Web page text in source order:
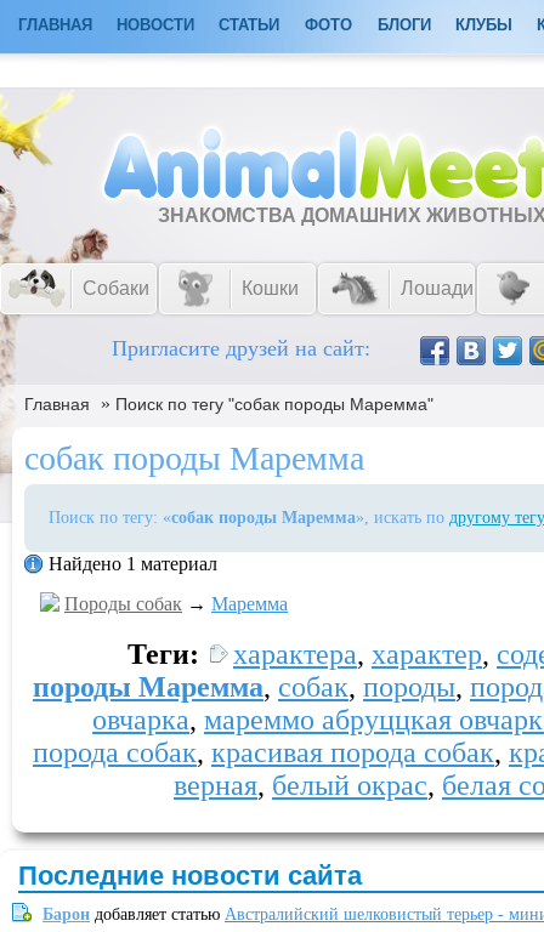
ГЛАВНАЯ НОВОСТИ СТАТЬИ ФОТО БЛОГИ КЛУБЫ
ЗНАКОМСТВА ДОМАШНИХ
Собаки Кошки Лошади
Пригласите друзей на сайт:
Главная » Поиск по тегу "собак породы Маремма"
собак породы Маремма
Поиск по тегу: «собак породы Маремма», искать по другому тегу
Найдено 1 материал
Породы собак → Маремма
Теги: характера, характер,
породы Маремма, собак, породы,
овчарка, мареммо абруццкая
порода собак, красивая порода собак,
верная, белый окрас, белая
Последние новости сайта
Барон добавляет статью Австралийский шелковистый терьер -